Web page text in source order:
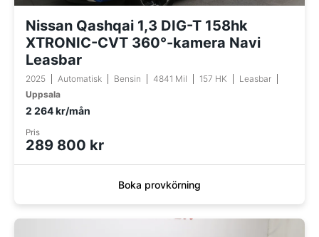
Nissan Qashqai 1,3 DIG-T 158hk
XTRONIC-CVT 360°-kamera Navi
Leasbar
2025 Automatisk Bensin 4841 Mil 157 HK
Leasbar
Uppsala
2 264 kr/mån
Pris
289 800 kr
Boka provkörning